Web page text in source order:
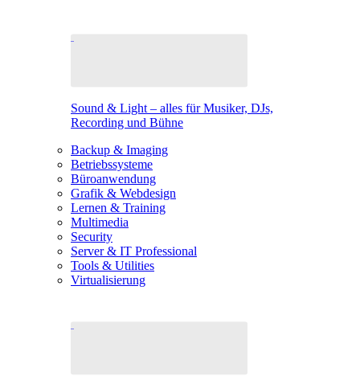
Sound & Light – alles für Musiker, DJs,
Recording und Bühne
Backup & Imaging
Betriebssysteme
Büroanwendung
Grafik & Webdesign
Lernen & Training
Multimedia
Security
Server & IT Professional
Tools & Utilities
Virtualisierung